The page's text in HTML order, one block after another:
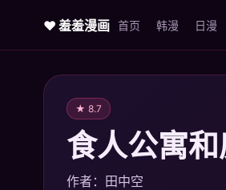
♥ 羞羞漫画 首页 韩漫 日漫
★ 8.7
食人公寓
作者：田中空